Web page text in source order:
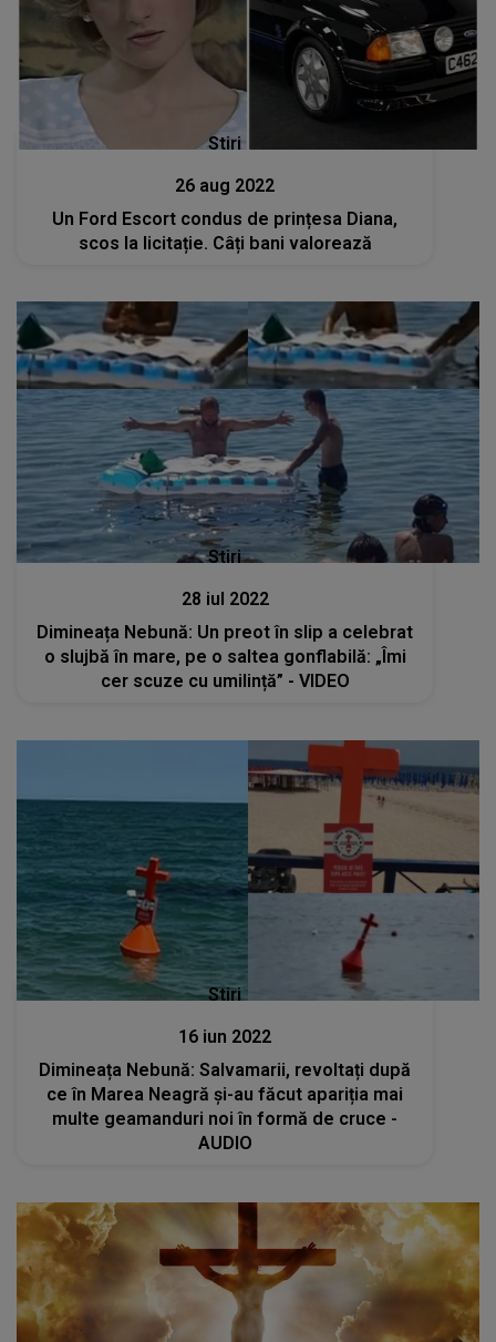
Stiri
26 aug 2022
Un Ford Escort condus de prințesa Diana,
scos la licitație. Câți bani valorează
Stiri
28 iul 2022
Dimineața Nebună: Un preot în slip a celebrat
o slujbă în mare, pe o saltea gonflabilă: „Îmi
cer scuze cu umilință” - VIDEO
Stiri
16 iun 2022
Dimineața Nebună: Salvamarii, revoltați după
ce în Marea Neagră și-au făcut apariția mai
multe geamanduri noi în formă de cruce -
AUDIO